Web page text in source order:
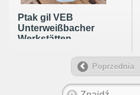
Ptak gil VEB
Unterweißbacher
Werkstätten
Poprzednia